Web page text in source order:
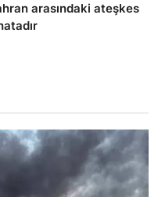
arasındaki ateşkes